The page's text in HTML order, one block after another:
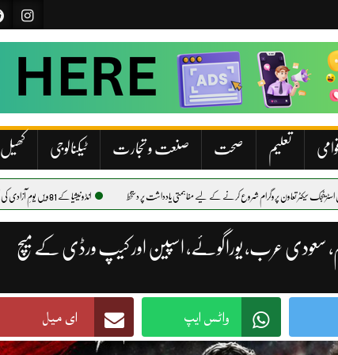
تعلیم صحت صنعت و تجارت ٹیکنالوجی کھیل
لیے مفاہمتی یادداشت پر دستخط انڈونیشیا کے 81ویں یومِ آزادی کی تقریبات کی تیاریوں کے سلسلے میں اسلام آباد میں خصوصی تقریب
مصر، بیلجیئم، سعودی عرب، یوراگوئے، اسپین اور کیپ ورڈی کے میچ
واٹس ایپ ای میل